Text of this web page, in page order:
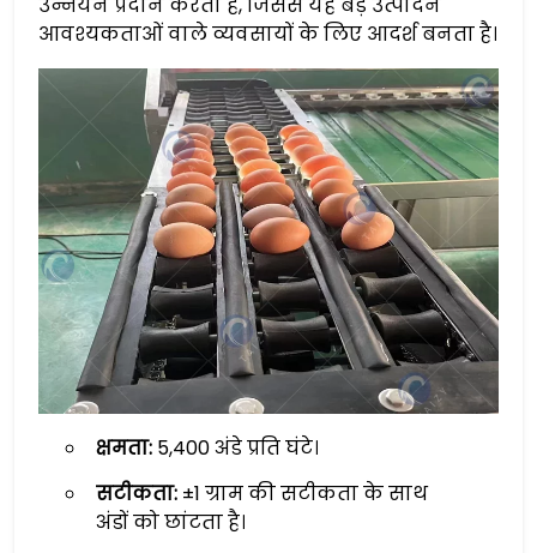
आवश्यकताओं वाले व्यवसायों के लिए आदर्श बनता है।
क्षमता:5,400 अंडे प्रति घंटे।
सटीकता:±1 ग्राम की सटीकता के साथ
अंडों को छांटता है।